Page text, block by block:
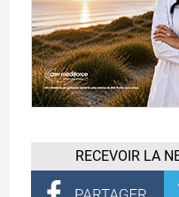
RECEVOIR LA